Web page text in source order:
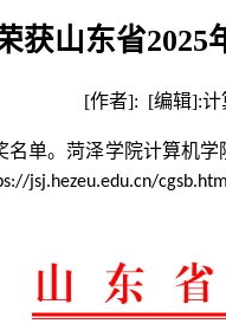
获山东省2025
[作者]: [编辑]:
名单。菏泽学院计算机学
jsj.hezeu.edu.cn/cgsb.htm